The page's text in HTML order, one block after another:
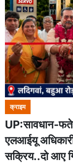
क्राइम
UP:सावधान-
एलआईयू
सक्रिय..दो आए